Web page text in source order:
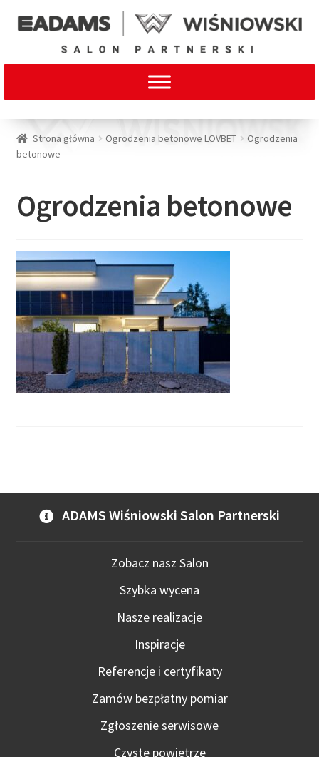
Strona główna Ogrodzenia betonowe LOVBET
Ogrodzenia
betonowe
Ogrodzenia betonowe
ADAMS Wiśniowski Salon Partnerski
Zobacz nasz Salon
Szybka wycena
Nasze realizacje
Inspiracje
Referencje i certyfikaty
Zamów bezpłatny pomiar
Zgłoszenie serwisowe
Czyste powietrze